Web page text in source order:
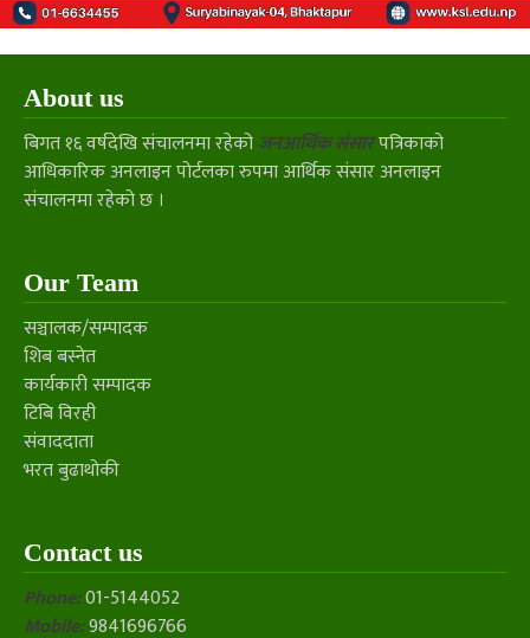
About us
बिगत १६ वर्षदेखि संचालनमा रहेकोजनआर्थिक संसारपत्रिकाको
आधिकारिक अनलाइन पोर्टलका रुपमा आर्थिक संसार अनलाइन
संचालनमा रहेको छ ।
Our Team
सञ्चालक/सम्पादक
शिब बस्नेत
कार्यकारी सम्पादक
टिबि विरही
संवाददाता
भरत बुढाथोकी
Contact us
Phone:01-5144052
Mobile:9841696766